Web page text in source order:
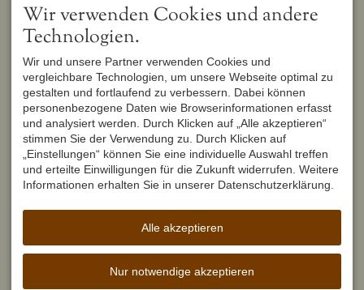
Peter Titzler
Brunnackerweg 5
87561 Oberstdorf
DEUTSCHLAND
Tel. +49 8322 6759
info@verschoenerungsverein-
oberstdorf.de
Landschaft, Umwelt,
Geschichte, Mundart und
UNSER OBERSTDORF
Seit Februar 1982 werden die
Hefte der Reihe "Unser
Oberstdorf" zweimal im Jahr
Oberstdorf herausgegeben und
brachten seit dem ersten
Erscheinen einen wirklichen
Mehr
WEITERFÜHRENDE LINKS
Urlaub in Oberstdorf
Markt Oberstdorf
Heimatmuseum Oberstdorf
Oberstdorf Lexikon
Facebook
Wir verwenden Cookies und andere
Technologien.
Wir und unsere Partner verwenden Cookies und
vergleichbare Technologien, um unsere Webseite optimal zu
gestalten und fortlaufend zu verbessern. Dabei können
personenbezogene Daten wie Browserinformationen erfasst
und analysiert werden. Durch Klicken auf „Alle akzeptieren“
stimmen Sie der Verwendung zu. Durch Klicken auf
„Einstellungen“ können Sie eine individuelle Auswahl treffen
und erteilte Einwilligungen für die Zukunft widerrufen. Weitere
Informationen erhalten Sie in unserer Datenschutzerklärung.
Alle akzeptieren
Nur notwendige akzeptieren